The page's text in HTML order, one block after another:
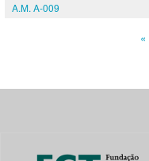
A.M. A-009
«